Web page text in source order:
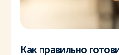
Как правильно